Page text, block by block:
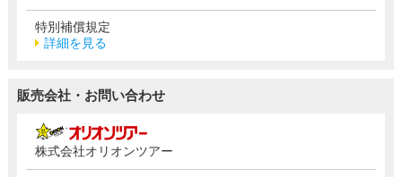
特別補償規定
詳細を見る
販売会社・お問い合わせ
株式会社オリオンツアー